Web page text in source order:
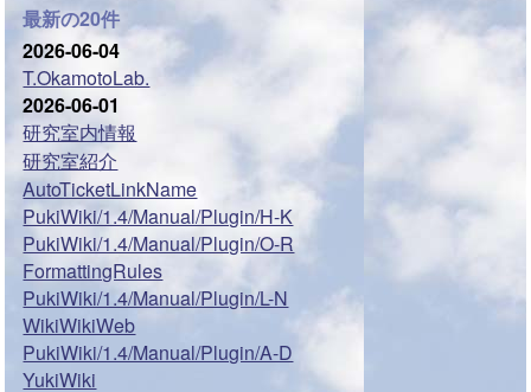
最新の20件
2026-06-04
T.OkamotoLab.
2026-06-01
研究室内情報
研究室紹介
AutoTicketLinkName
PukiWiki/1.4/Manual/Plugin/H-K
PukiWiki/1.4/Manual/Plugin/O-R
FormattingRules
PukiWiki/1.4/Manual/Plugin/L-N
WikiWikiWeb
PukiWiki/1.4/Manual/Plugin/A-D
YukiWiki